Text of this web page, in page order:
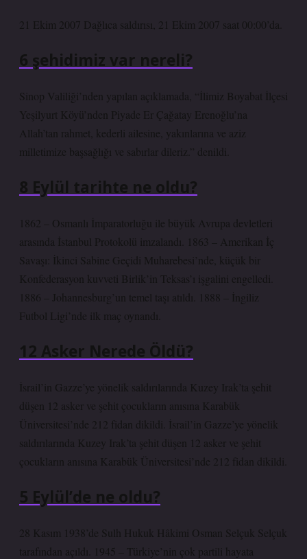
21 Ekim 2007 Dağlıca saldırısı, 21 Ekim 2007 saat 00:00’da.
6 şehidimiz var nereli?
Sinop Valiliği’nden yapılan açıklamada, “İlimiz Boyabat İlçesi
Yeşilyurt Köyü’nden Piyade Er Çağatay Erenoğlu’na
Allah’tan rahmet, kederli ailesine, yakınlarına ve aziz
milletimize başsağlığı ve sabırlar dileriz.” denildi.
8 Eylül tarihte ne oldu?
1862 – Osmanlı İmparatorluğu ile büyük Avrupa devletleri
arasında İstanbul Protokolü imzalandı. 1863 – Amerikan İç
Savaşı: İkinci Sabine Geçidi Muharebesi’nde, küçük bir
Konfederasyon kuvveti Birlik’in Teksas’ı işgalini engelledi.
1886 – Johannesburg’un temel taşı atıldı. 1888 – İngiliz
Futbol Ligi’nde ilk maç oynandı.
12 Asker Nerede Öldü?
İsrail’in Gazze’ye yönelik saldırılarında Kuzey Irak’ta şehit
düşen 12 asker ve şehit çocukların anısına Karabük
Üniversitesi’nde 212 fidan dikildi. İsrail’in Gazze’ye yönelik
saldırılarında Kuzey Irak’ta şehit düşen 12 asker ve şehit
çocukların anısına Karabük Üniversitesi’nde 212 fidan dikildi.
5 Eylül’de ne oldu?
28 Kasım 1938’de Sulh Hukuk Hâkimi Osman Selçuk Selçuk
tarafından açıldı. 1945 – Türkiye’nin çok partili hayata